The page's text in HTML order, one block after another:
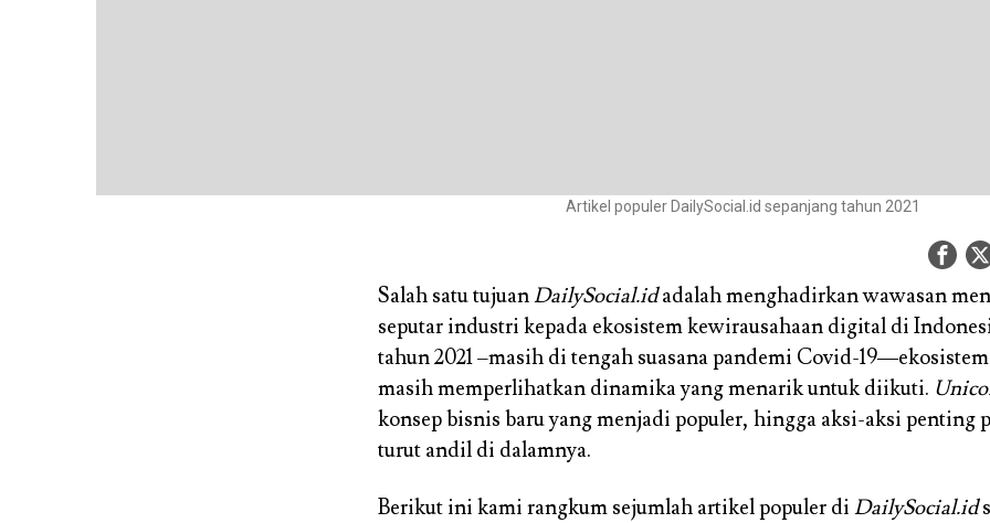
Artikel populer DailySocial.id sepanjang tahun 2021
Salah satu tujuanDailySocial.idadalah menghadirkan wawasan
seputar industri kepada ekosistem kewirausahaan digital di
tahun 2021 –masih di tengah suasana pandemi Covid-
masih memperlihatkan dinamika yang menarik untuk diikuti.
konsep bisnis baru yang menjadi populer, hingga aksi-aksi penting
turut andil di dalamnya.
Berikut ini kami rangkum sejumlah artikel populer di DailySocial.id